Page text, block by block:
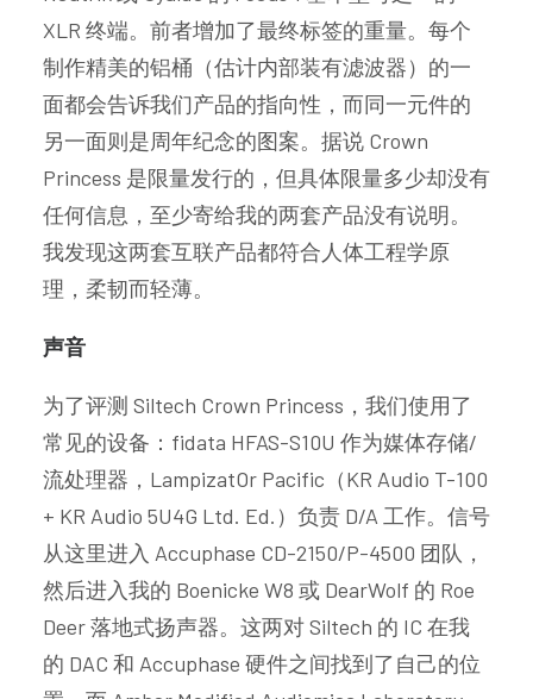
XLR 终端。前者增加了最终标签的重量。每个
制作精美的铝桶（估计内部装有滤波器）的一
面都会告诉我们产品的指向性，而同一元件的
另一面则是周年纪念的图案。据说 Crown
Princess 是限量发行的，但具体限量多少却没有
任何信息，至少寄给我的两套产品没有说明。
我发现这两套互联产品都符合人体工程学原
理，柔韧而轻薄。
声音
为了评测 Siltech Crown Princess，我们使用了
常见的设备：fidata HFAS-S10U 作为媒体存储/
流处理器，LampizatOr Pacific（KR Audio T-100
+ KR Audio 5U4G Ltd. Ed.）负责 D/A 工作。信号
从这里进入 Accuphase CD-2150/P-4500 团队，
然后进入我的 Boenicke W8 或 DearWolf 的 Roe
Deer 落地式扬声器。这两对 Siltech 的 IC 在我
的 DAC 和 Accuphase 硬件之间找到了自己的位